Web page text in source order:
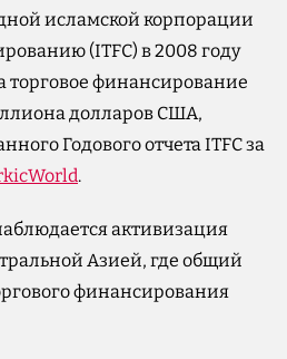
исламской корпорации
(ITFC) в 2008 году
торговое финансирование
долларов США,
Годового отчета ITFC за
.
активизация
Азией, где общий
финансирования